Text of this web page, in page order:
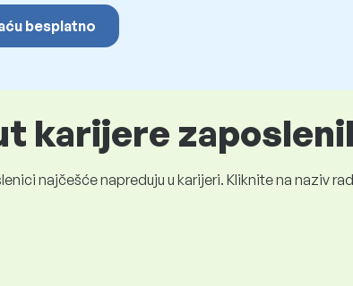
besplatno
karijere
najčešće napreduju u karijeri. Kliknite na naziv